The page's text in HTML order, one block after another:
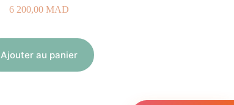
6 200,00MAD
Ajouter au panier